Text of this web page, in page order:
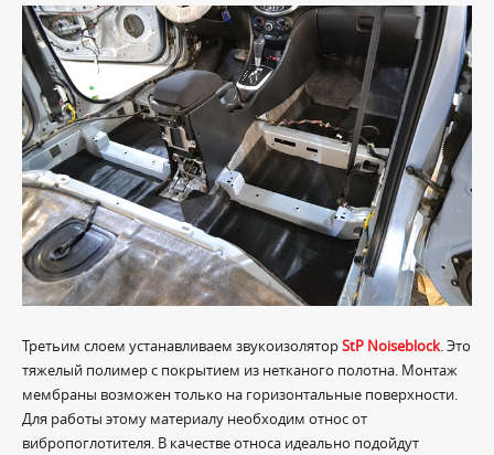
Третьим слоем устанавливаем звукоизоляторStP Noiseblock. Это
тяжелый полимер с покрытием из нетканого полотна. Монтаж
мембраны возможен только на горизонтальные поверхности.
Для работы этому материалу необходим относ от
вибропоглотителя. В качестве относа идеально подойдут